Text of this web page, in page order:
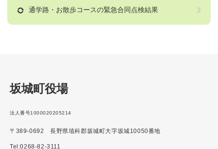
通学路・お散歩コースの緊急合同点検結果
坂城町役場
法人番号1000020205214
〒389-0692 長野県埴科郡坂城町大字坂城10050番地
Tel:0268-82-3111